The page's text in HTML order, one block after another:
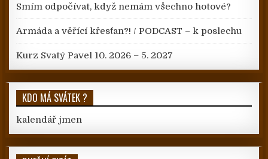
Smím odpočívat, když nemám všechno hotové?
Armáda a věřící křesťan?! / PODCAST – k poslechu
Kurz Svatý Pavel 10. 2026 – 5. 2027
KDO MÁ SVÁTEK ?
kalendář jmen